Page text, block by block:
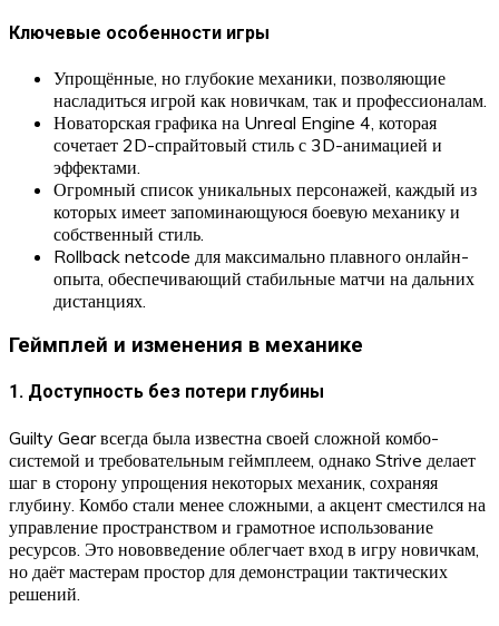
Ключевые особенности игры
Упрощённые, но глубокие механики, позволяющие
насладиться игрой как новичкам, так и профессионалам.
Новаторская графика на Unreal Engine 4, которая
сочетает 2D-спрайтовый стиль с 3D-анимацией и
эффектами.
Огромный список уникальных персонажей, каждый из
которых имеет запоминающуюся боевую механику и
собственный стиль.
Rollback netcode для максимально плавного онлайн-
опыта, обеспечивающий стабильные матчи на дальних
дистанциях.
Геймплей и изменения в механике
1. Доступность без потери глубины
Guilty Gear всегда была известна своей сложной комбо-
системой и требовательным геймплеем, однако Strive делает
шаг в сторону упрощения некоторых механик, сохраняя
глубину. Комбо стали менее сложными, а акцент сместился на
управление пространством и грамотное использование
ресурсов. Это нововведение облегчает вход в игру новичкам,
но даёт мастерам простор для демонстрации тактических
решений.